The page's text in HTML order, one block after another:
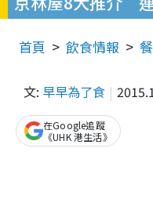
首頁 飲食情報
文: 早早為了食
在Google追蹤
《UHK 港生活》